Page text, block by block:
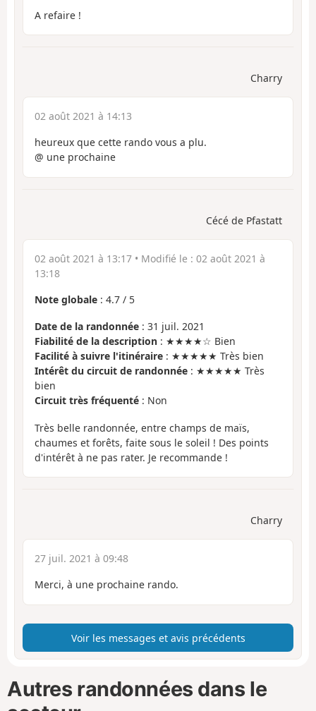
A refaire !
Charry
02 août 2021 à 14:13
heureux que cette rando vous a plu.
@ une prochaine
Cécé de Pfastatt
02 août 2021 à 13:17 • Modifié le : 02 août 2021 à
13:18
Note globale : 4.7 / 5
Date de la randonnée : 31 juil. 2021
Fiabilité de la description : ★★★★☆ Bien
Facilité à suivre l'itinéraire : ★★★★★ Très bien
Intérêt du circuit de randonnée : ★★★★★ Très
bien
Circuit très fréquenté : Non
Très belle randonnée, entre champs de maïs,
chaumes et forêts, faite sous le soleil ! Des points
d'intérêt à ne pas rater. Je recommande !
Charry
27 juil. 2021 à 09:48
Merci, à une prochaine rando.
Voir les messages et avis précédents
Autres randonnées dans le